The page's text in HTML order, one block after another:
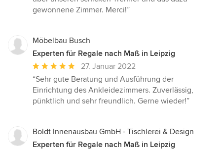
gewonnene Zimmer. Merci!”
Möbelbau Busch
Experten für Regale nach Maß in Leipzig
Durchschnittliche
Bewertung:
5
von
27. Januar 2022
“Sehr gute Beratung und Ausführung der
Einrichtung des Ankleidezimmers. Zuverlässig,
pünktlich und sehr freundlich. Gerne wieder!”
Boldt Innenausbau GmbH - Tischlerei & Design
Experten für Regale nach Maß in Leipzig